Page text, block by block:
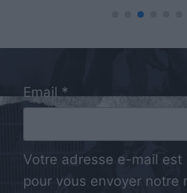
Email *
Votre adresse e-mail
pour vous envoyer notre